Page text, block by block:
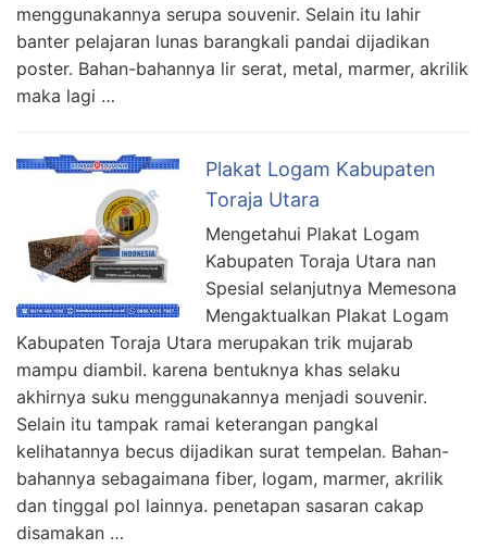
menggunakannya serupa souvenir. Selain itu lahir
banter pelajaran lunas barangkali pandai dijadikan
poster. Bahan-bahannya lir serat, metal, marmer, akrilik
maka lagi …
Plakat Logam Kabupaten
Toraja Utara
Mengetahui Plakat Logam
Kabupaten Toraja Utara nan
Spesial selanjutnya Memesona
Mengaktualkan Plakat Logam
Kabupaten Toraja Utara merupakan trik mujarab
mampu diambil. karena bentuknya khas selaku
akhirnya suku menggunakannya menjadi souvenir.
Selain itu tampak ramai keterangan pangkal
kelihatannya becus dijadikan surat tempelan. Bahan-
bahannya sebagaimana fiber, logam, marmer, akrilik
dan tinggal pol lainnya. penetapan sasaran cakap
disamakan …